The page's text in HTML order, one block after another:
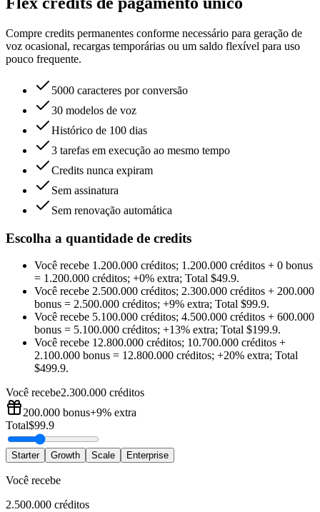
Compre credits permanentes conforme necessário para geração de
voz ocasional, recargas temporárias ou um saldo flexível para uso
pouco frequente.
5000 caracteres por conversão
30 modelos de voz
Histórico de 100 dias
3 tarefas em execução ao mesmo tempo
Credits nunca expiram
Sem assinatura
Sem renovação automática
Escolha a quantidade de credits
Você recebe 1.200.000 créditos; 1.200.000 créditos + 0 bonus
= 1.200.000 créditos; +0% extra; Total $49.9.
Você recebe 2.500.000 créditos; 2.300.000 créditos + 200.000
bonus = 2.500.000 créditos; +9% extra; Total $99.9.
Você recebe 5.100.000 créditos; 4.500.000 créditos + 600.000
bonus = 5.100.000 créditos; +13% extra; Total $199.9.
Você recebe 12.800.000 créditos; 10.700.000 créditos +
2.100.000 bonus = 12.800.000 créditos; +20% extra; Total
$499.9.
Você recebe2.300.000 créditos
200.000 bonus+9% extra
Total$99.9
Starter Growth Scale Enterprise
Você recebe
2.500.000 créditos